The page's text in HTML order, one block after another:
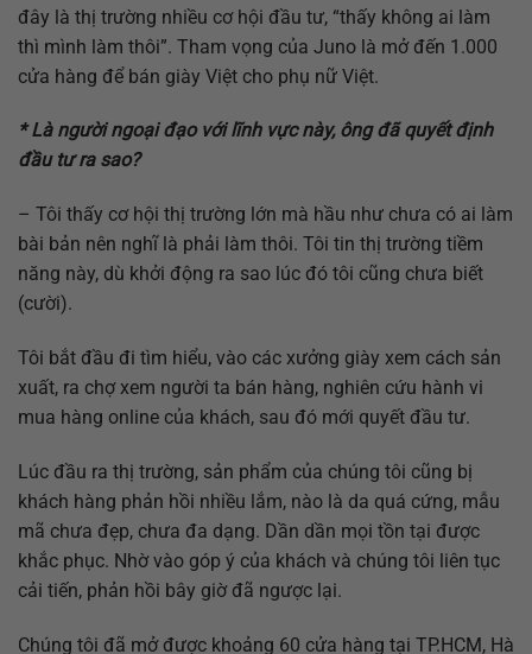
đây là thị trường nhiều cơ hội đầu tư, “thấy không ai làm
thì mình làm thôi”. Tham vọng của Juno là mở đến 1.000
cửa hàng để bán giày Việt cho phụ nữ Việt.
* Là người ngoại đạo với lĩnh vực này, ông đã quyết định
đầu tư ra sao?
– Tôi thấy cơ hội thị trường lớn mà hầu như chưa có ai làm
bài bản nên nghĩ là phải làm thôi. Tôi tin thị trường tiềm
năng này, dù khởi động ra sao lúc đó tôi cũng chưa biết
(cười).
Tôi bắt đầu đi tìm hiểu, vào các xưởng giày xem cách sản
xuất, ra chợ xem người ta bán hàng, nghiên cứu hành vi
mua hàng online của khách, sau đó mới quyết đầu tư.
Lúc đầu ra thị trường, sản phẩm của chúng tôi cũng bị
khách hàng phản hồi nhiều lắm, nào là da quá cứng, mẫu
mã chưa đẹp, chưa đa dạng. Dần dần mọi tồn tại được
khắc phục. Nhờ vào góp ý của khách và chúng tôi liên tục
cải tiến, phản hồi bây giờ đã ngược lại.
Chúng tôi đã mở được khoảng 60 cửa hàng tại TP.HCM, Hà